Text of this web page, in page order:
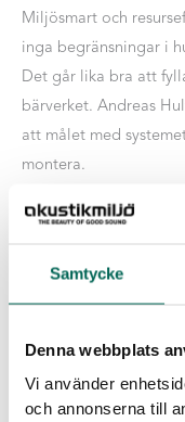
Samtycke
Denna webbplats
Vi använder
och annonserna till
Miljösmart och
inga begränsningar i
Det går lika bra att
bärverket. Andreas
att målet med
montera.
– Vi ville vi ta fram en
det inte bli ett lika
AddOn Ceiling
inredningen är hög